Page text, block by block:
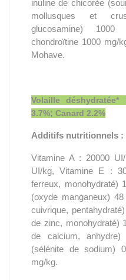
inuline de chicorée
mollusques et
glucosamine)
chondroïtine 1000 mg/
Mohave.
Volaille
3.7%; Canard 2.2%
Additifs nutritionnels :
Vitamine A : 20000
UI/kg, Vitamine E :
ferreux, monohydraté)
(oxyde manganeux)
cuivrique,
de zinc, monohydraté)
de calcium,
(sélénite de sodium)
mg/kg.